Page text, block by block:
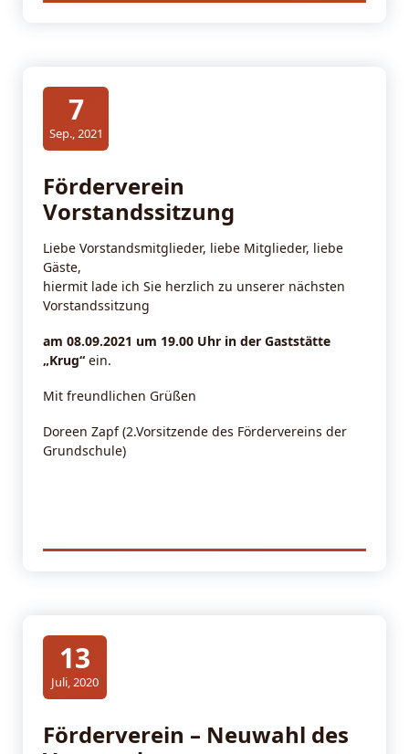
7
Sep., 2021
Förderverein
Vorstandssitzung
Liebe Vorstandsmitglieder, liebe Mitglieder, liebe
Gäste,
hiermit lade ich Sie herzlich zu unserer nächsten
Vorstandssitzung
am 08.09.2021 um 19.00 Uhr in der Gaststätte
„Krug“ ein.
Mit freundlichen Grüßen
Doreen Zapf (2.Vorsitzende des Fördervereins der
Grundschule)
13
Juli, 2020
Förderverein – Neuwahl des